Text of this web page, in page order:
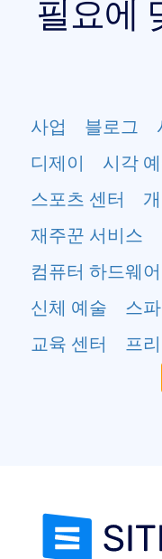
필요에
사업 블로그
디제이
시각
스포츠 센터
재주꾼 서비스
컴퓨터 하드웨
신체 예술
스
교육 센터
프